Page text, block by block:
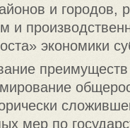
и городов,
и
экономики
мер по